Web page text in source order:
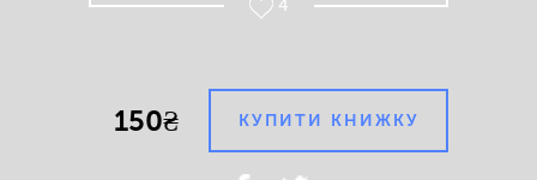
4
150₴ КУПИТИ КНИЖКУ